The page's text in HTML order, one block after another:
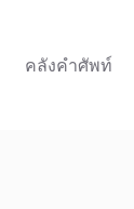
คลังคำศัพท์